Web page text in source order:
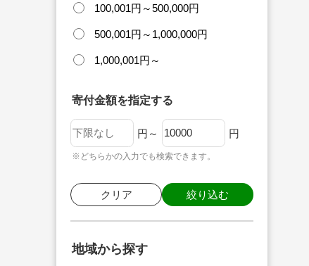
100,001円～500,000円
500,001円～1,000,000円
1,000,001円～
寄付金額を指定する
円～ 円
※どちらかの入力でも検索できます。
クリア 絞り込む
地域から探す